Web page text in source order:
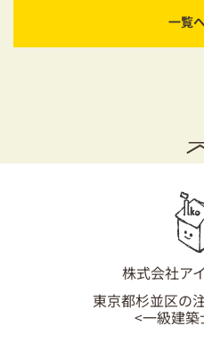
一覧
株式会社ア
東京都杉並区の
<一級建